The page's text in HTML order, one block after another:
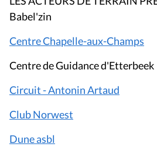
Babel'zin
Centre Chapelle-aux-Champs
Centre de Guidance d'Etterbeek
Circuit - Antonin Artaud
Club Norwest
Dune asbl